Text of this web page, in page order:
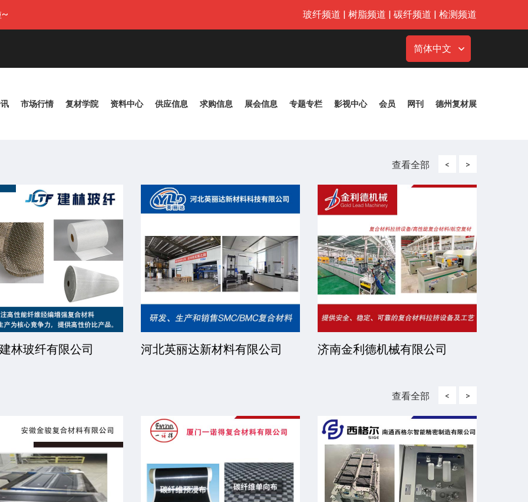
~ 玻纤频道 | 树脂频道 | 碳纤频道 | 检测频道
简体中文
市场行情 复材学院 资料中心 供应信息 求购信息 展会信息 专题专栏 影视中心 会员 网刊 德州复材展
查看全部 <
瑞复合材料技术股份
广州国合新材料有限公司 湖北珍正峰新材料有限公司
>
查看全部 < >